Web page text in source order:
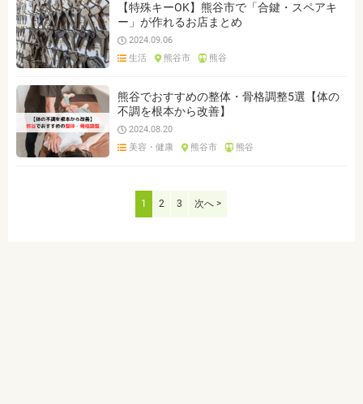
【特殊キーOK】熊谷市で「合鍵・スペアキ
ー」が作れるお店まとめ
2024.09.06
生活
熊谷市 熊谷
熊谷でおすすめの整体・骨格調整5選【体の
不調を根本から改善】
2024.08.20
美容・健康
熊谷市 熊谷
1 2 3 次へ >